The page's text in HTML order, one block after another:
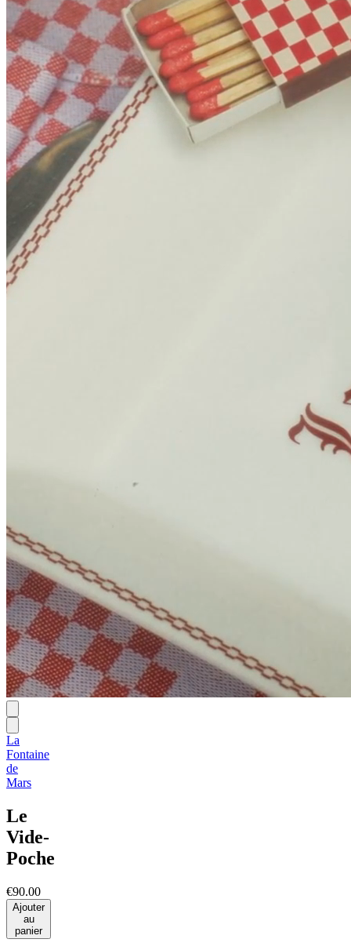
La
Fontaine
de
Mars
Le
Vide-
Poche
€90.00
Ajouter
au
panier